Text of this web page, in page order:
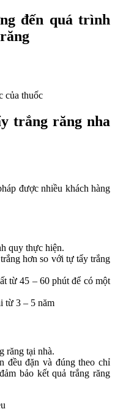
đến quá trình
của thuốc
trắng răng nha
được nhiều khách hàng
quy thực hiện.
hơn so với tự tẩy trắng
từ 45 – 60 phút để có một
từ 3 – 5 năm
răng tại nhà.
đều đặn và đúng theo chỉ
bảo kết quả trắng răng